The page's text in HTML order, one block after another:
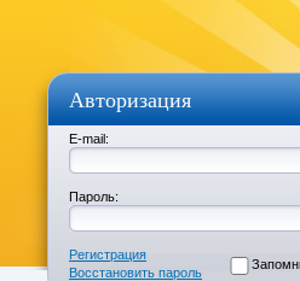
Авторизация
E-mail:
Пароль:
Регистрация
Восстановить пароль